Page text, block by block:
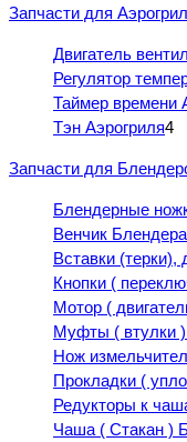
Запчасти для
Двигатель
Регулятор
Таймер времени
Тэн Аэрогриля4
Запчасти для
Блендерные
Венчик Блендера
Вставки (терки),
Кнопки (
Мотор (
Муфты ( втулки
Нож
Прокладки (
Редукторы к
Чаша ( Стакан )